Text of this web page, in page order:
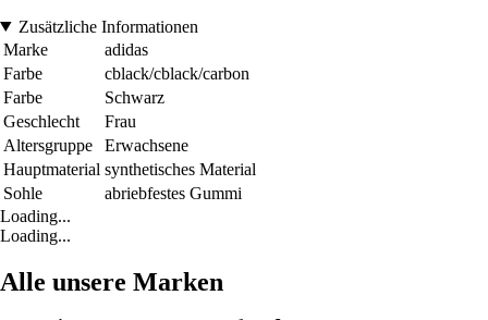
Zusätzliche Informationen
Marke
adidas
Farbe
cblack/cblack/carbon
Farbe
Schwarz
Geschlecht
Frau
Altersgruppe
Erwachsene
Hauptmaterial synthetisches Material
Sohle
abriebfestes Gummi
Loading...
Loading...
Alle unsere Marken